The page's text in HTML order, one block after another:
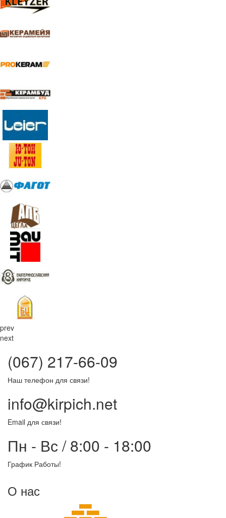
prev
next
(067) 217-66-09
Наш телефон для связи!
info@kirpich.net
Email для связи!
Пн - Вс / 8:00 - 18:00
График Работы!
О нас